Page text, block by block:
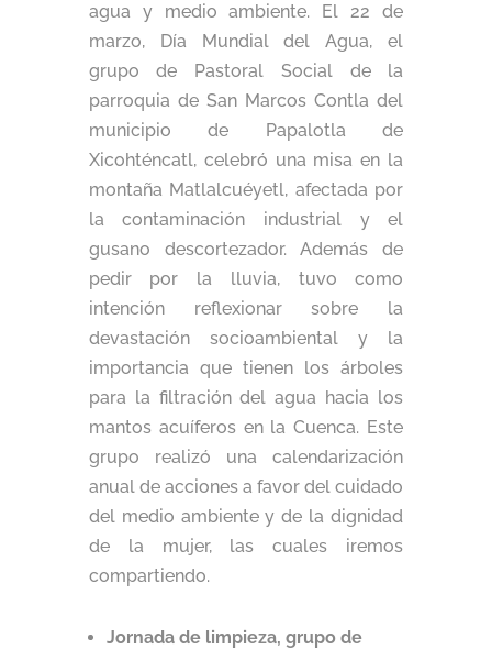
agua y medio ambiente. El 22 de
marzo, Día Mundial del Agua, el
grupo de Pastoral Social de la
parroquia de San Marcos Contla del
municipio de Papalotla de
Xicohténcatl, celebró una misa en la
montaña Matlalcuéyetl, afectada por
la contaminación industrial y el
gusano descortezador. Además de
pedir por la lluvia, tuvo como
intención reflexionar sobre la
devastación socioambiental y la
importancia que tienen los árboles
para la filtración del agua hacia los
mantos acuíferos en la Cuenca. Este
grupo realizó una calendarización
anual de acciones a favor del cuidado
del medio ambiente y de la dignidad
de la mujer, las cuales iremos
compartiendo.
Jornada de limpieza, grupo de